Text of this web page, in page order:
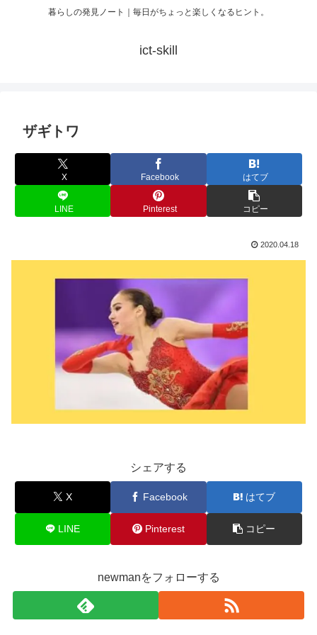
暮らしの発見ノート｜毎日がちょっと楽しくなるヒント。
ict-skill
ザギトワ
X Facebook はてブ
LINE Pinterest コピー
2020.04.18
シェアする
X Facebook はてブ
LINE Pinterest コピー
newmanをフォローする